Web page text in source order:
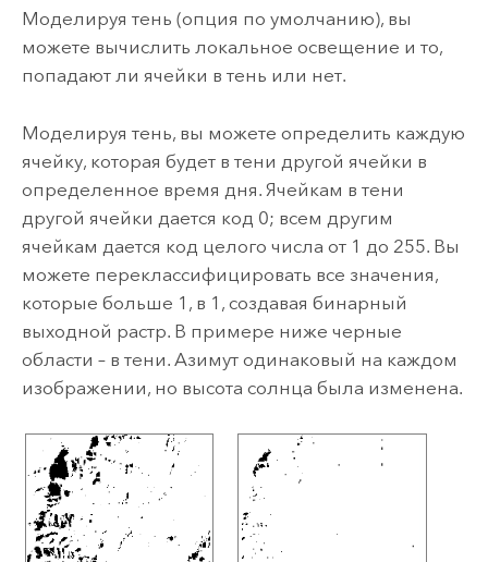
Моделируя тень (опция по умолчанию), вы
можете вычислить локальное освещение и то,
попадают ли ячейки в тень или нет.
Моделируя тень, вы можете определить каждую
ячейку, которая будет в тени другой ячейки в
определенное время дня. Ячейкам в тени
другой ячейки дается код 0; всем другим
ячейкам дается код целого числа от 1 до 255. Вы
можете переклассифицировать все значения,
которые больше 1, в 1, создавая бинарный
выходной растр. В примере ниже черные
области – в тени. Азимут одинаковый на каждом
изображении, но высота солнца была изменена.